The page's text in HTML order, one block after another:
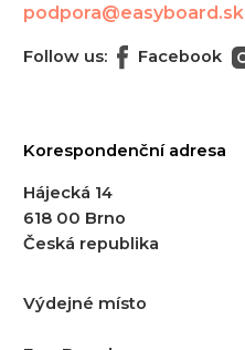
podpora@easyboard.sk
Follow us: Facebook
Korespondenční adresa
Hájecká 14
618 00 Brno
Česká republika
Výdejné místo